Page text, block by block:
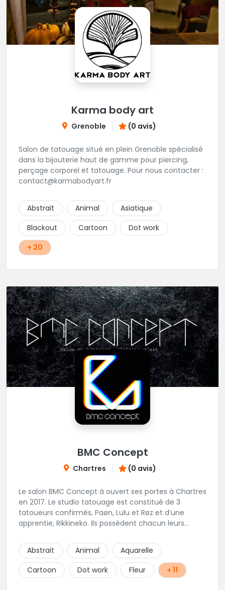
Karma body art
Grenoble (0 avis)
Salon de tatouage situé en plein Grenoble spécialisé
dans la bijouterie haut de gamme pour piercing,
perçage corporel et tatouage. Pour nous contacter :
contact@karmabodyart.fr
Abstrait Animal
Asiatique
Blackout
Cartoon
Dot work
+ 20
BMC Concept
Chartres (0 avis)
Le salon BMC Concept à ouvert ses portes à Chartres
en 2017. Le studio tatouage est constitué de 3
tatoueurs confirmés, Paøn, Lulu et Røz et d’une
apprentie, Rikkineko. Ils possèdent chacun leurs
souhaitant se faire tatouer de pouvoir construire un
projet entièrement personnalisé. Une pierceuse est
présente en Guest environ une semaine par mois au
salon.
Abstrait Animal
Aquarelle
Cartoon
Dot work Fleur + 11